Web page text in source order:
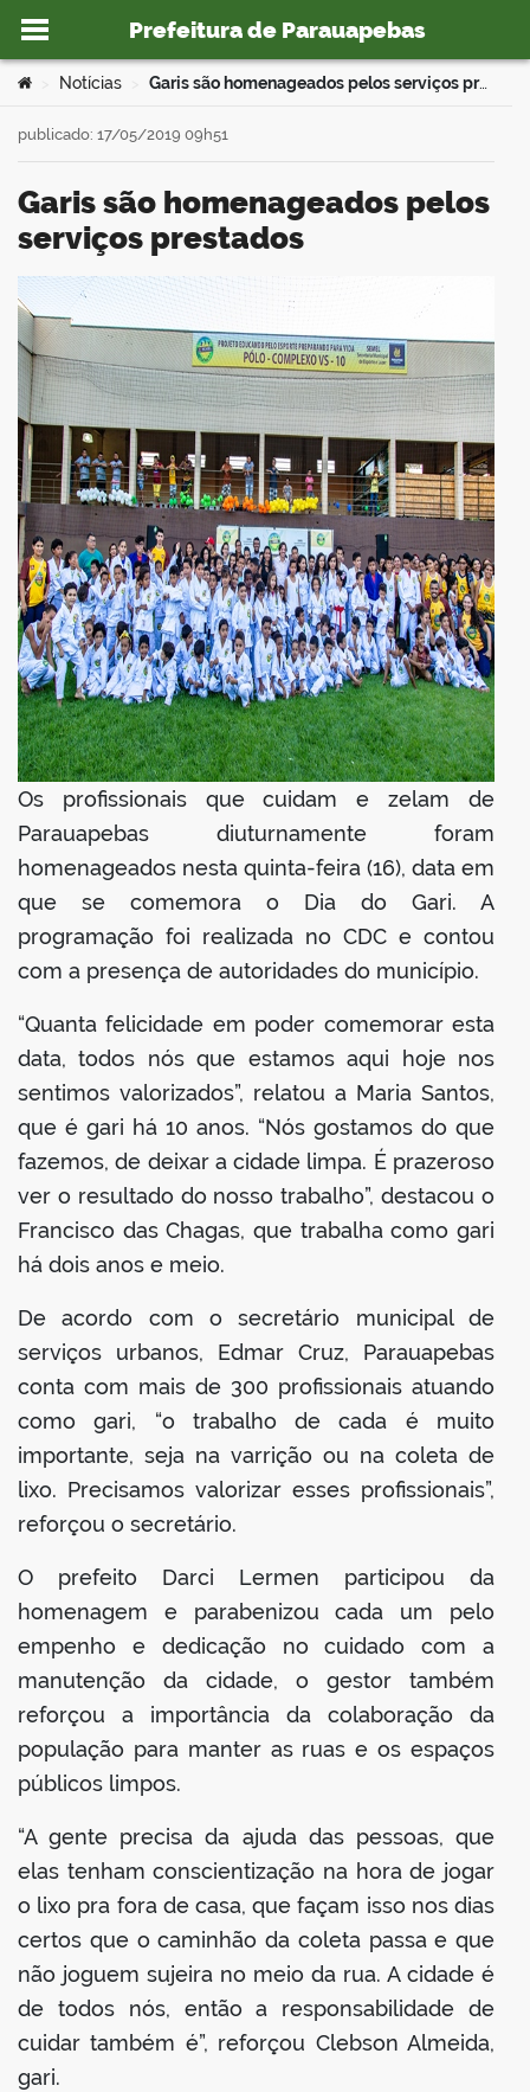
Ir para o conteúdo
Prefeitura de Parauapebas
portal
Você está aqui:
Notícias Garis são homenageados pelos serviços prestados
Garis são homenageados pelos
serviços prestados
publicado: 17/05/2019 09h51
Os profissionais que cuidam e zelam de
Parauapebas diuturnamente foram
homenageados nesta quinta-feira (16), data em
que se comemora o Dia do Gari. A
programação foi realizada no CDC e contou
com a presença de autoridades do município.
“Quanta felicidade em poder comemorar esta
data, todos nós que estamos aqui hoje nos
sentimos valorizados”, relatou a Maria Santos,
que é gari há 10 anos. “Nós gostamos do que
fazemos, de deixar a cidade limpa. É prazeroso
ver o resultado do nosso trabalho”, destacou o
Francisco das Chagas, que trabalha como gari
há dois anos e meio.
De acordo com o secretário municipal de
serviços urbanos, Edmar Cruz, Parauapebas
conta com mais de 300 profissionais atuando
como gari, “o trabalho de cada é muito
importante, seja na varrição ou na coleta de
lixo. Precisamos valorizar esses profissionais”,
reforçou o secretário.
O prefeito Darci Lermen participou da
homenagem e parabenizou cada um pelo
empenho e dedicação no cuidado com a
manutenção da cidade, o gestor também
reforçou a importância da colaboração da
população para manter as ruas e os espaços
públicos limpos.
“A gente precisa da ajuda das pessoas, que
elas tenham conscientização na hora de jogar
o lixo pra fora de casa, que façam isso nos dias
certos que o caminhão da coleta passa e que
não joguem sujeira no meio da rua. A cidade é
de todos nós, então a responsabilidade de
cuidar também é”, reforçou Clebson Almeida,
gari.